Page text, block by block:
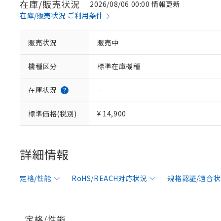
在庫/販売状況
2026/08/06 00:00 情報更新
在庫/販売状況 ご利用条件
販売状況 販売中
機種区分 標準在庫機種
在庫状況 －
標準価格(税別) ¥ 14,900
詳細情報
定格/性能 RoHS/REACH対応状況 規格認証/適合